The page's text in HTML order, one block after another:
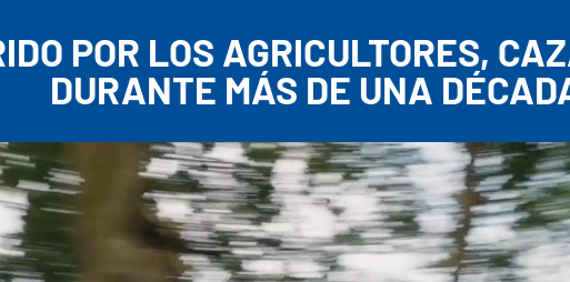
POR LOS AGRICULTORES,
DURANTE MÁS DE UNA